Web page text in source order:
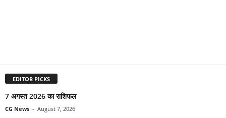
EDITOR PICKS
7 अगस्त 2026 का राशिफल
CG News - August 7, 2026